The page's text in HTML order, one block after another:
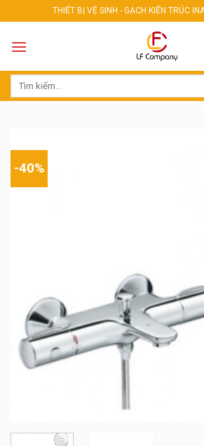
to
content
THIẾT BỊ VỆ SINH - GẠCH KIẾN TRÚC
Tìm
-40%